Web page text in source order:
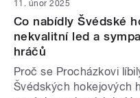
11. únor 2025
Co nabídly Švédské
nekvalitní led a
hráčů
Proč se Procházkovi
Švédských hokejových